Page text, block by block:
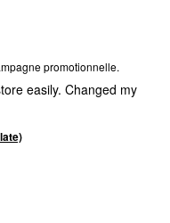
promotionnelle.